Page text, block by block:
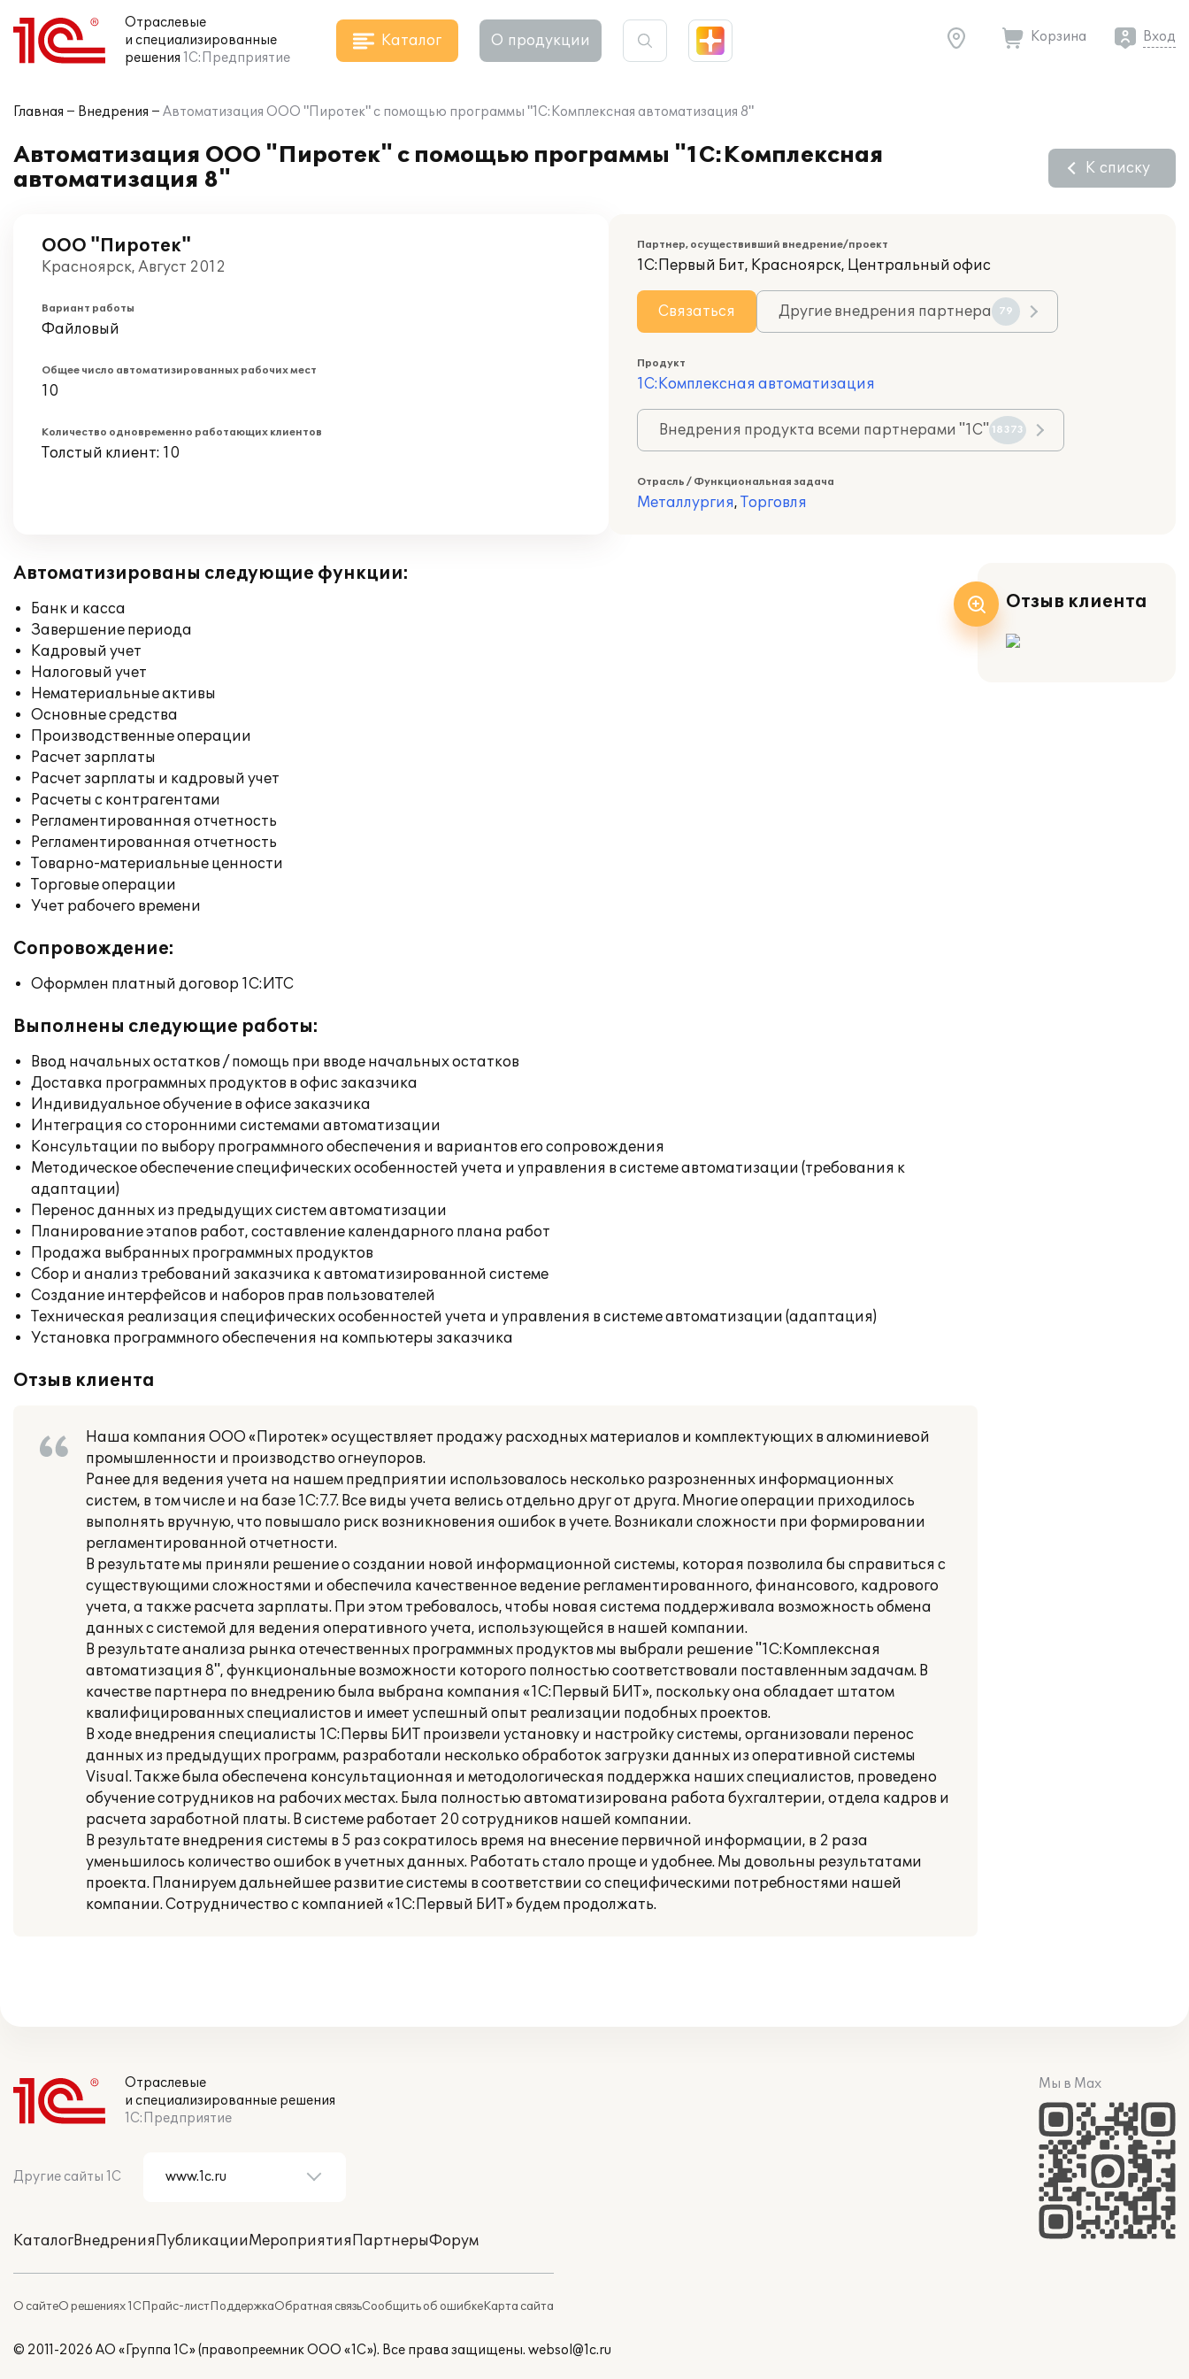
Отраслевые
и специализированные
решения 1С:Предприятие
Каталог О продукции Корзина Вход
Главная Внедрения Автоматизация ООО "Пиротек" с помощью программы "1С:Комплексная автоматизация 8"
Автоматизация ООО "Пиротек" с помощью программы "1С:Комплексная
автоматизация 8"
К списку
ООО "Пиротек"
Красноярск, Август 2012
Вариант работы
Файловый
Общее число автоматизированных рабочих мест
10
Количество одновременно работающих клиентов
Толстый клиент: 10
Партнер, осуществивший внедрение/проект
1С:Первый Бит, Красноярск, Центральный офис
Связаться Другие внедрения партнера 79
Продукт
1С:Комплексная автоматизация
Внедрения продукта всеми партнерами "1С" 18373
Отрасль / Функциональная задача
Металлургия, Торговля
Автоматизированы следующие функции:
Банк и касса
Завершение периода
Кадровый учет
Налоговый учет
Нематериальные активы
Основные средства
Производственные операции
Расчет зарплаты
Расчет зарплаты и кадровый учет
Расчеты с контрагентами
Регламентированная отчетность
Регламентированная отчетность
Товарно-материальные ценности
Торговые операции
Учет рабочего времени
Сопровождение:
Оформлен платный договор 1С:ИТС
Выполнены следующие работы:
Ввод начальных остатков / помощь при вводе начальных остатков
Доставка программных продуктов в офис заказчика
Индивидуальное обучение в офисе заказчика
Интеграция со сторонними системами автоматизации
Консультации по выбору программного обеспечения и вариантов его сопровождения
Методическое обеспечение специфических особенностей учета и управления в системе автоматизации (требования к
адаптации)
Перенос данных из предыдущих систем автоматизации
Планирование этапов работ, составление календарного плана работ
Продажа выбранных программных продуктов
Сбор и анализ требований заказчика к автоматизированной системе
Создание интерфейсов и наборов прав пользователей
Техническая реализация специфических особенностей учета и управления в системе автоматизации (адаптация)
Установка программного обеспечения на компьютеры заказчика
Отзыв клиента
Наша компания ООО «Пиротек» осуществляет продажу расходных материалов и комплектующих в алюминиевой
промышленности и производство огнеупоров.
Ранее для ведения учета на нашем предприятии использовалось несколько разрозненных информационных
систем, в том числе и на базе 1С:7.7. Все виды учета велись отдельно друг от друга. Многие операции приходилось
выполнять вручную, что повышало риск возникновения ошибок в учете. Возникали сложности при формировании
регламентированной отчетности.
В результате мы приняли решение о создании новой информационной системы, которая позволила бы справиться с
существующими сложностями и обеспечила качественное ведение регламентированного, финансового, кадрового
учета, а также расчета зарплаты. При этом требовалось, чтобы новая система поддерживала возможность обмена
данных с системой для ведения оперативного учета, использующейся в нашей компании.
В результате анализа рынка отечественных программных продуктов мы выбрали решение "1С:Комплексная
автоматизация 8", функциональные возможности которого полностью соответствовали поставленным задачам. В
качестве партнера по внедрению была выбрана компания «1С:Первый БИТ», поскольку она обладает штатом
квалифицированных специалистов и имеет успешный опыт реализации подобных проектов.
В ходе внедрения специалисты 1С:Первы БИТ произвели установку и настройку системы, организовали перенос
данных из предыдущих программ, разработали несколько обработок загрузки данных из оперативной системы
Visual. Также была обеспечена консультационная и методологическая поддержка наших специалистов, проведено
обучение сотрудников на рабочих местах. Была полностью автоматизирована работа бухгалтерии, отдела кадров и
расчета заработной платы. В системе работает 20 сотрудников нашей компании.
В результате внедрения системы в 5 раз сократилось время на внесение первичной информации, в 2 раза
уменьшилось количество ошибок в учетных данных. Работать стало проще и удобнее. Мы довольны результатами
проекта. Планируем дальнейшее развитие системы в соответствии со специфическими потребностями нашей
компании. Сотрудничество с компанией «1С:Первый БИТ» будем продолжать.
Отзыв клиента
Отраслевые
и специализированные решения
1С:Предприятие
Другие сайты 1С
КаталогВнедренияПубликацииМероприятияПартнерыФорум
О сайтеО решениях 1СПрайс-листПоддержкаОбратная связьСообщить об ошибкеКарта сайта
Мы в Max
© 2011-2026 АО «Группа 1С» (правопреемник ООО «1С»). Все права защищены. websol@1c.ru